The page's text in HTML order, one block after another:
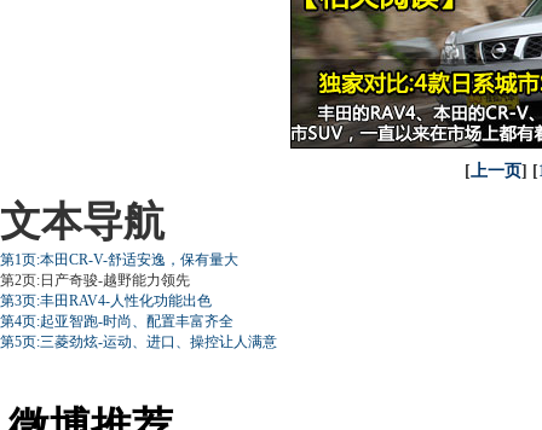
[上一页] [
文本导航
第1页:本田CR-V-舒适安逸，保有量大
第2页:日产奇骏-越野能力领先
第3页:丰田RAV4-人性化功能出色
第4页:起亚智跑-时尚、配置丰富齐全
第5页:三菱劲炫-运动、进口、操控让人满意